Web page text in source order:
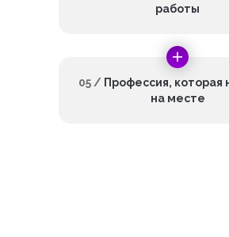
05 / Профессия, которая
на месте
работы